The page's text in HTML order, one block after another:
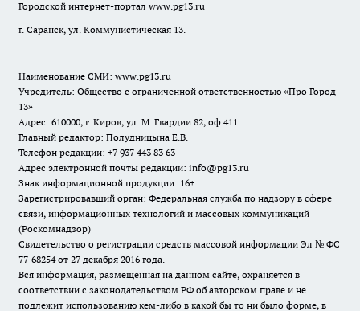
Городской интернет-портал www.pg13.ru
г. Саранск, ул. Коммунистическая 13.
Наименование СМИ: www.pg13.ru
Учредитель: Общество с ограниченной ответственностью «Про Город
13»
Адрес: 610000, г. Киров, ул. М. Гвардии 82, оф.411
Главный редактор: Полудницына Е.В.
Телефон редакции: +7 937 443 83 63
Адрес электронной почты редакции: info@pg13.ru
Знак информационной продукции: 16+
Зарегистрировавший орган: Федеральная служба по надзору в сфере
связи, информационных технологий и массовых коммуникаций
(Роскомнадзор)
Свидетельство о регистрации средств массовой информации Эл № ФС
77-68254 от 27 декабря 2016 года.
Вся информация, размещенная на данном сайте, охраняется в
соответствии с законодательством РФ об авторском праве и не
подлежит использованию кем-либо в какой бы то ни было форме, в